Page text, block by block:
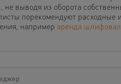
не выводя из оборота
порекомендуют расходные
например аренда